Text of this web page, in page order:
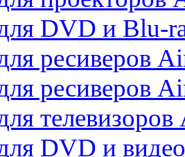
DVD и Blu-
ресиверов
ресиверов
телевизоров
DVD и